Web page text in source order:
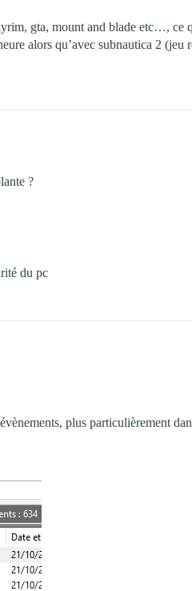
gta, mount and blade etc…, ce
alors qu’avec subnautica 2 (jeu
?
du pc
plus particulièrement